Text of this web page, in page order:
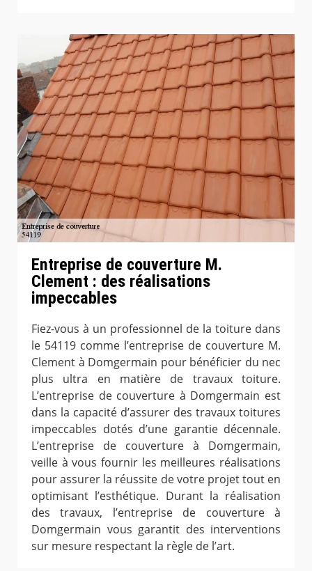
Entreprise de couverture M.
Clement : des réalisations
impeccables
Fiez-vous à un professionnel de la toiture dans
le 54119 comme l’entreprise de couverture M.
Clement à Domgermain pour bénéficier du nec
plus ultra en matière de travaux toiture.
L’entreprise de couverture à Domgermain est
dans la capacité d’assurer des travaux toitures
impeccables dotés d’une garantie décennale.
L’entreprise de couverture à Domgermain,
veille à vous fournir les meilleures réalisations
pour assurer la réussite de votre projet tout en
optimisant l’esthétique. Durant la réalisation
des travaux, l’entreprise de couverture à
Domgermain vous garantit des interventions
sur mesure respectant la règle de l’art.